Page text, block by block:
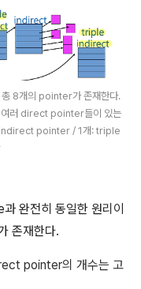
총 8개의 pointer가 존재한다.
러 direct pointer들이 있는
pointer / 1개: triple
완전히 동일한 원리이
존재한다.
pointer의 개수는 고